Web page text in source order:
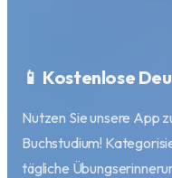
📱 Kostenlose
Nutzen Sie unsere App
Buchstudium!
tägliche